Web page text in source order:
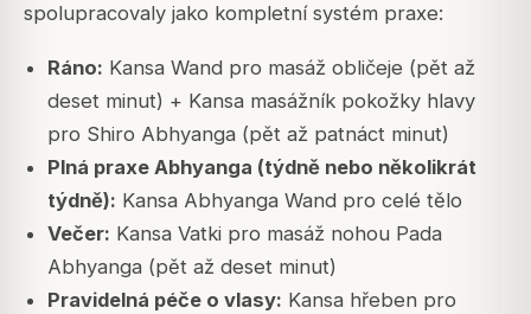
spolupracovaly jako kompletní systém praxe:
Ráno: Kansa Wand pro masáž obličeje (pět až
deset minut) + Kansa masážník pokožky hlavy
pro Shiro Abhyanga (pět až patnáct minut)
Plná praxe Abhyanga (týdně nebo několikrát
týdně): Kansa Abhyanga Wand pro celé tělo
Večer: Kansa Vatki pro masáž nohou Pada
Abhyanga (pět až deset minut)
Pravidelná péče o vlasy: Kansa hřeben pro